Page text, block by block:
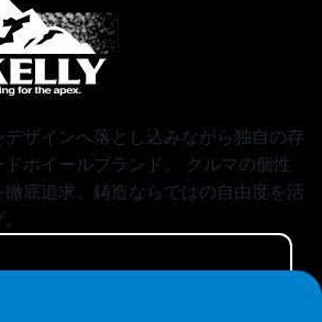
ザインへ落とし込みながら独自の存
ホイールブランド。
クルマの個性
底追求。鋳造ならではの自由度を活